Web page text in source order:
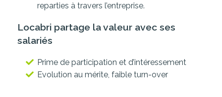
reparties à travers l’entreprise.
Locabri partage la valeur avec ses
salariés
Prime de participation et d’intéressement
Evolution au mérite, faible turn-over